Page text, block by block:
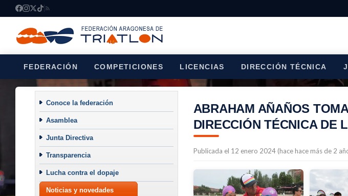
FEDERACIÓN COMPETICIONES LICENCIAS DIRECCIÓN TÉCNICA
Conoce la federación
Asamblea
Junta Directiva
Transparencia
Lucha contra el dopaje
Noticias y novedades
ABRAHAM AÑAÑOS
DIRECCIÓN TÉCNICA DE
Publicada el 12 enero 2024 (hace hace más de 2